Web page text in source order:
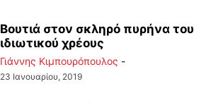
Βουτιά στον σκληρό πυρήνα του
ιδιωτικού χρέους
Γιάννης Κιμπουρόπουλος -
23 Ιανουαρίου, 2019